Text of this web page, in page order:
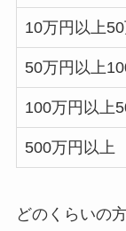
10万円以上
50万円以上
100万円以上
500万円以上
どのくらいの